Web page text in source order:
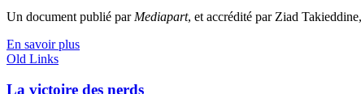
Un document publié par Mediapart, et accrédité par Ziad
En savoir plus
Old Links
La victoire des nerds